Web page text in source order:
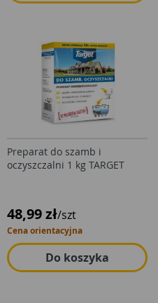
Preparat do szamb i
oczyszczalni 1 kg TARGET
48,99 zł/szt
Cena orientacyjna
Do koszyka